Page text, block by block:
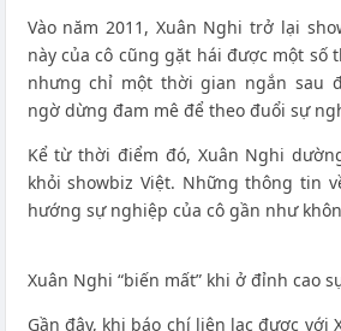
Vào năm 2011, Xuân Nghi trở lại
này của cô cũng gặt hái được một số
nhưng chỉ một thời gian ngắn sau
ngờ dừng đam mê để theo đuổi sự
Kể từ thời điểm đó, Xuân Nghi
khỏi showbiz Việt. Những thông tin
hướng sự nghiệp của cô gần như
Xuân Nghi “biến mất” khi ở đỉnh cao
Gần đây, khi báo chí liên lạc được với